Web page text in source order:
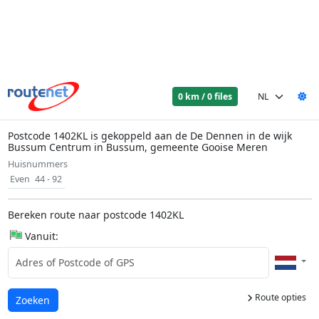
0 km / 0 files
Postcode 1402KL is gekoppeld aan de De Dennen in de wijk
Bussum Centrum in Bussum, gemeente Gooise Meren
Huisnummers
Even 44 - 92
Bereken route naar postcode 1402KL
Vanuit:
Route opties
Laden...
Zoeken